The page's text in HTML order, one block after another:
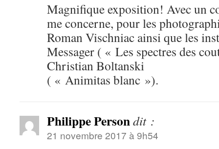
Magnifique exposition! Avec un
me concerne, pour les
Roman Vischniac ainsi que les
Messager ( « Les spectres des
Christian Boltanski
( « Animitas blanc »).
Philippe Persondit :
21 novembre 2017 à 9h54